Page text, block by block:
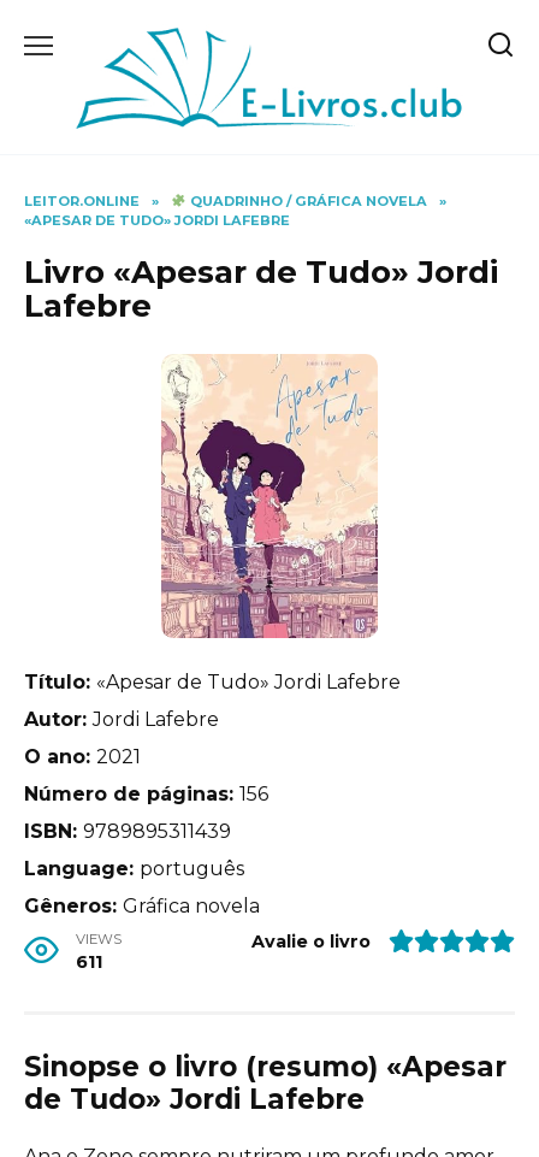
LEITOR.ONLINE » QUADRINHO / GRÁFICA NOVELA
»
«APESAR DE TUDO» JORDI LAFEBRE
Livro «Apesar de Tudo» Jordi
Lafebre
Título: «Apesar de Tudo» Jordi Lafebre
Autor:Jordi Lafebre
O ano: 2021
Número de páginas: 156
ISBN: 9789895311439
Language: português
Gêneros: Gráfica novela
VIEWS
611
Avalie o livro
Sinopse o livro (resumo) «Apesar
de Tudo» Jordi Lafebre